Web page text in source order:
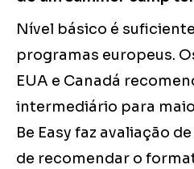
Nível básico é
programas europeus.
EUA e Canadá
intermediário para
Be Easy faz avaliação
de recomendar o